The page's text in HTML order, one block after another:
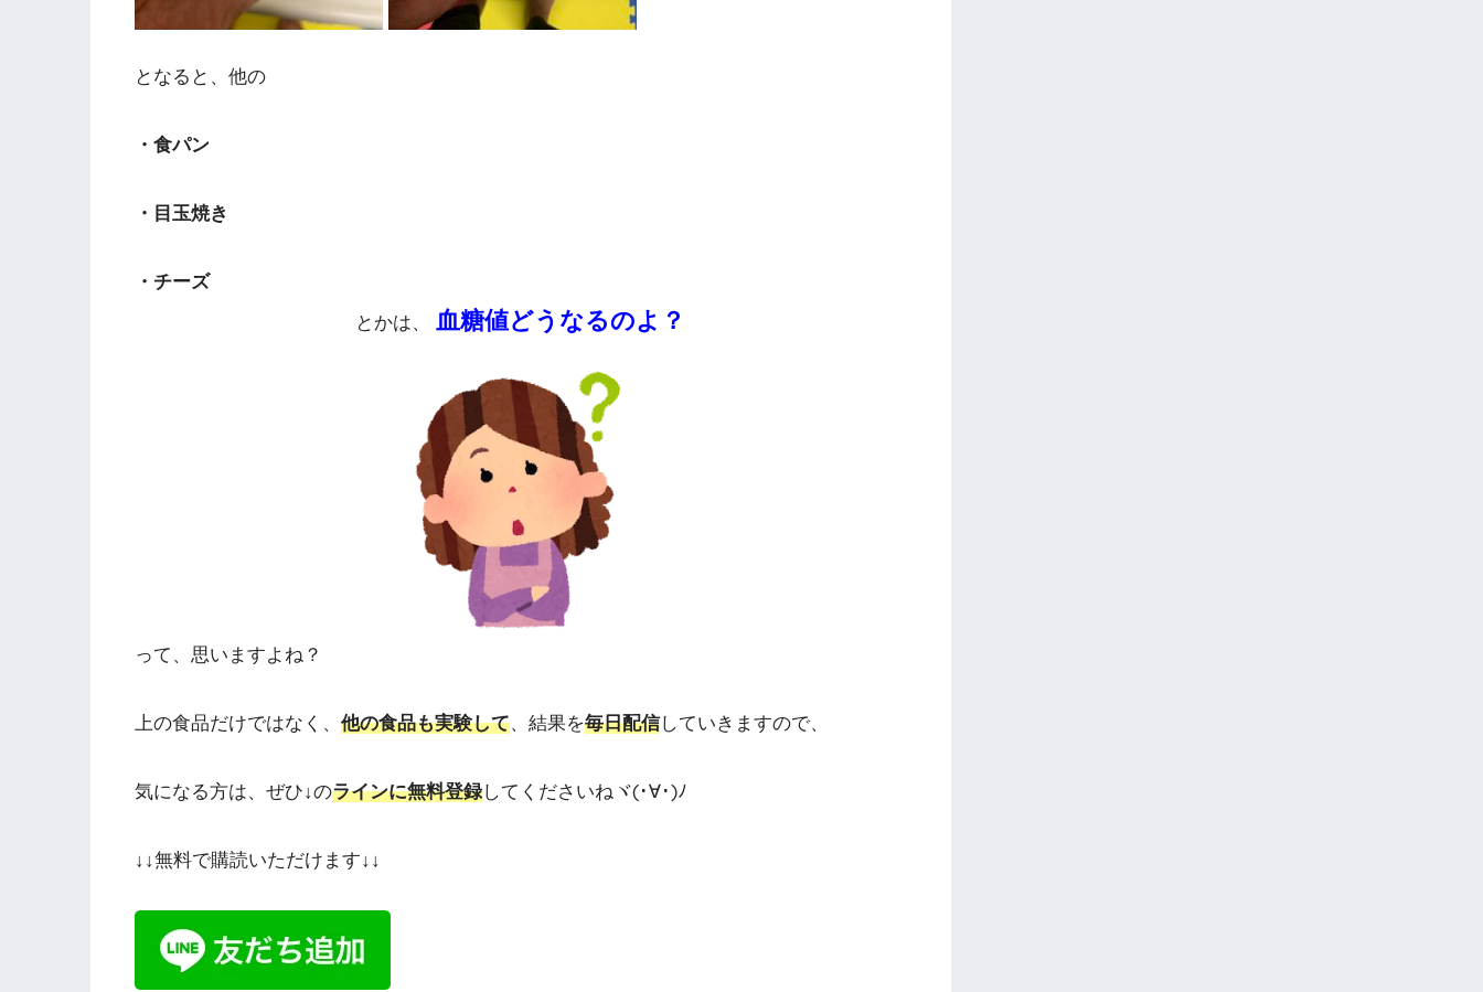
となると、他の
・食パン
・目玉焼き
・チーズ
とかは、 血糖値どうなるのよ？
って、思いますよね？
上の食品だけではなく、 他の食品も実験して、結果を毎日配信していきますので、
気になる方は、ぜひ↓のラインに無料登録してくださいねヾ(･∀･)ﾉ
↓↓無料で購読いただけます↓↓